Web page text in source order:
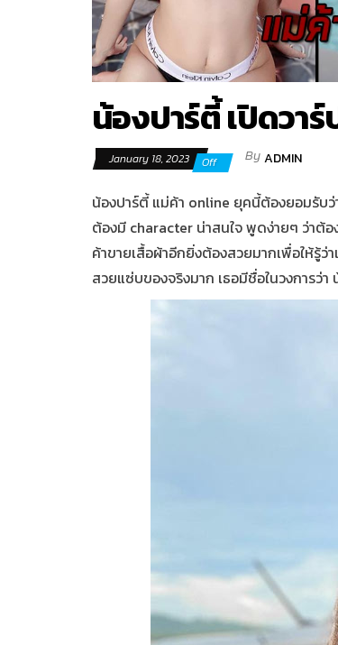
น้องปาร์ตี้ เปิดวา
January 18, 2023 Off ByADMIN
น้องปาร์ตี้ แม่ค้า online ยุคนี้ต้องยอมรับ
ต้องมี character น่าสนใจ พูดง่ายๆ ว่าต้อ
ค้าขายเสื้อผ้าอีกยิ่งต้องสวยมากเพื่อให้รู้
สวยแซ่บของจริงมาก เธอมีชื่อในวงการว่า